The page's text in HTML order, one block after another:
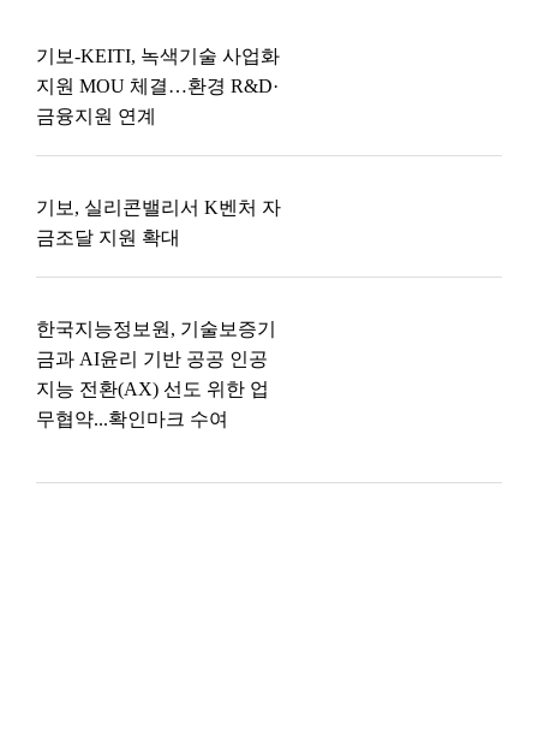
기보-KEITI, 녹색기술 사업화
지원 MOU 체결…환경 R&D·
금융지원 연계
기보, 실리콘밸리서 K벤처 자
금조달 지원 확대
한국지능정보원, 기술보증기
금과 AI윤리 기반 공공 인공
지능 전환(AX) 선도 위한 업
무협약...확인마크 수여